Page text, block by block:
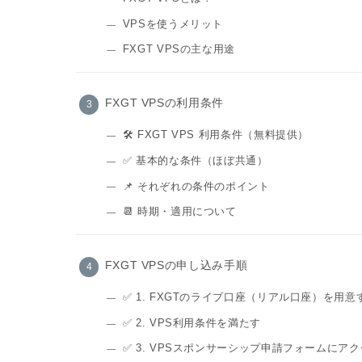
VPSを使うメリット
FXGT VPSの主な用途
FXGT VPSの利用条件
🛠 FXGT VPS 利用条件（無料提供）
✅ 基本的な条件（ほぼ共通）
📌 それぞれの条件のポイント
📆 時期・適用について
FXGT VPSの申し込み手順
✅ 1. FXGTのライブ口座（リアル口座）を用意
✅ 2. VPS利用条件を満たす
✅ 3. VPSスポンサーシップ申請フォームにアク